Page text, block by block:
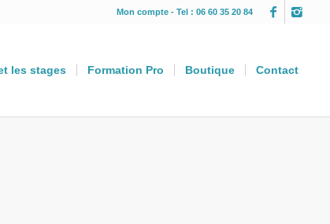
Mon compte- Tel : 06 60 35 20 84
les stages Formation Pro Boutique Contact